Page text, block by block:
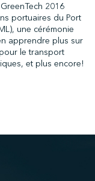
2016
portuaires du Port
une cérémonie
apprendre plus sur
le transport
et plus encore!